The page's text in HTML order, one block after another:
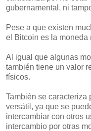
gubernamental, ni
Pese a que existen
el Bitcoin es la moneda
Al igual que algunas
también tiene un valor
físicos.
También se caracteriza
versátil, ya que se
intercambiar con otros
intercambio por otras